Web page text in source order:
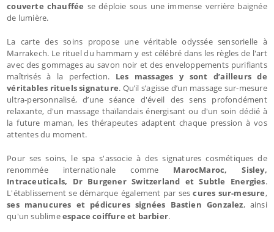
couverte chauffée se déploie sous une immense verrière baignée
de lumière.
La carte des soins propose une véritable odyssée sensorielle à
Marrakech. Le rituel du hammam y est célébré dans les règles de l'art
avec des gommages au savon noir et des enveloppements purifiants
maîtrisés à la perfection. Les massages y sont d’ailleurs de
véritables rituels signature. Qu’il s’agisse d’un massage sur-mesure
ultra-personnalisé, d’une séance d'éveil des sens profondément
relaxante, d'un massage thaïlandais énergisant ou d'un soin dédié à
la future maman, les thérapeutes adaptent chaque pression à vos
attentes du moment.
Pour ses soins, le spa s'associe à des signatures cosmétiques de
renommée internationale comme MarocMaroc, Sisley,
Intraceuticals, Dr Burgener Switzerland et Subtle Energies.
L'établissement se démarque également par sescures sur-mesure,
ses manucures et pédicures signées Bastien Gonzalez, ainsi
qu'un sublimeespace coiffure et barbier.